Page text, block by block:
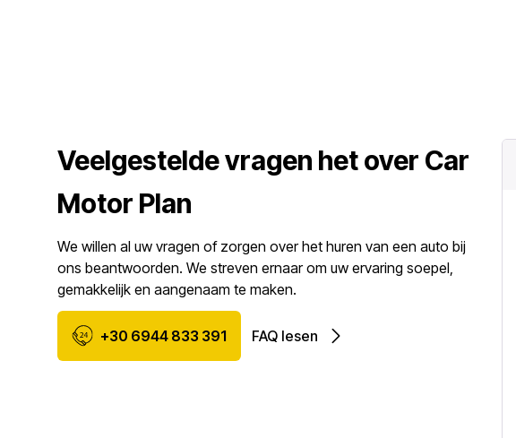
Veelgestelde vragen het over Car
Motor Plan
We willen al uw vragen of zorgen over het huren van een auto bij
ons beantwoorden. We streven ernaar om uw ervaring soepel,
gemakkelijk en aangenaam te maken.
+30 6944 833 391 FAQ lesen